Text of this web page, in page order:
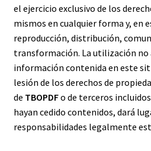
el ejercicio exclusivo de los
mismos en cualquier forma y, en
reproducción, distribución,
transformación. La utilización no
información contenida en este
lesión de los derechos de
de TBOPDFo de terceros
hayan cedido contenidos, dará
responsabilidades legalmente